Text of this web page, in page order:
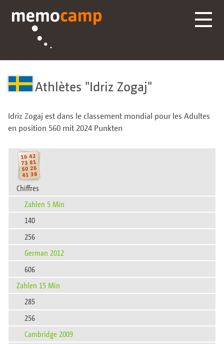
Athlètes Idriz Zogaj
Idriz Zogaj est dans le classement mondial pour les Adultes
en position 560 mit 2024 Punkten
Chiffres
Zahlen 5 Min
140
256
German 2012
606
Zahlen 15 Min
285
256
Cambridge 2009